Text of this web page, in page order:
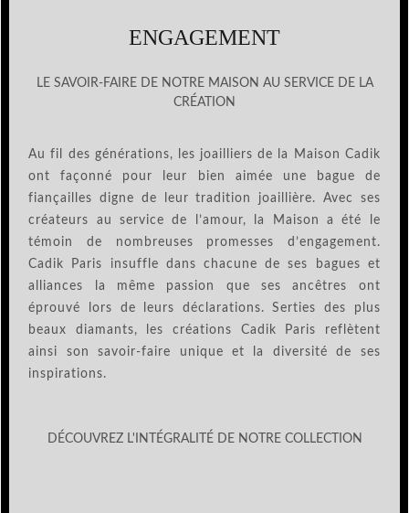
ENGAGEMENT
LE SAVOIR-FAIRE DE NOTRE MAISON AU SERVICE DE LA
CRÉATION
Au fil des générations, les joailliers de la Maison Cadik
ont façonné pour leur bien aimée une bague de
fiançailles digne de leur tradition joaillière. Avec ses
créateurs au service de l’amour, la Maison a été le
témoin de nombreuses promesses d’engagement.
Cadik Paris insuffle dans chacune de ses bagues et
alliances la même passion que ses ancêtres ont
éprouvé lors de leurs déclarations. Serties des plus
beaux diamants, les créations Cadik Paris reflètent
ainsi son savoir-faire unique et la diversité de ses
inspirations.
DÉCOUVREZ L'INTÉGRALITÉ DE NOTRE COLLECTION